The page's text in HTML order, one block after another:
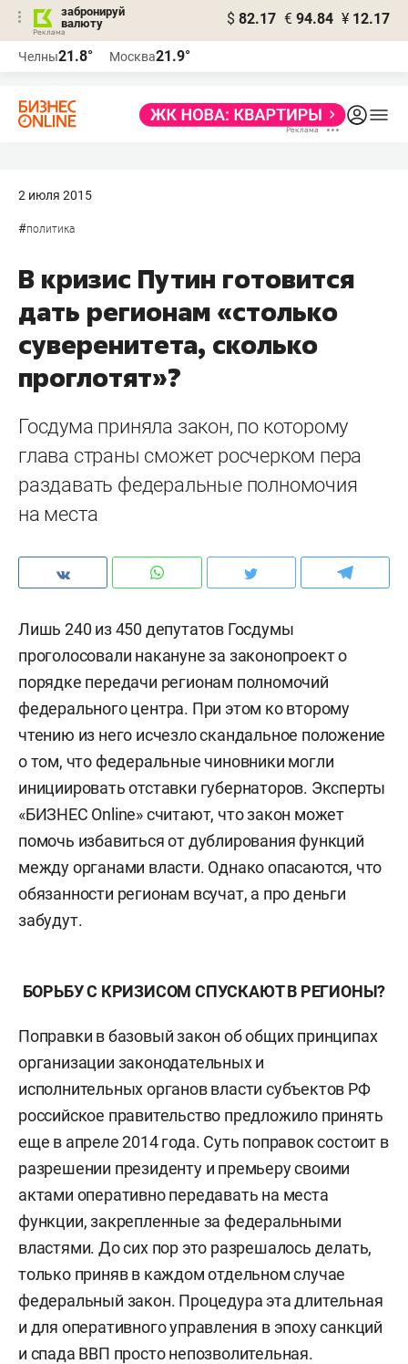
забронируй
валюту
$ 82.17 € 94.84 ¥ 12.17
Челны21.8° Москва21.9°
2 июля 2015
#политика
В кризис Путин готовится
дать регионам «столько
суверенитета, сколько
проглотят»?
Госдума приняла закон, по которому
глава страны сможет росчерком пера
раздавать федеральные полномочия
на места
Лишь 240 из 450 депутатов Госдумы
проголосовали накануне за законопроект о
порядке передачи регионам полномочий
федерального центра. При этом ко второму
чтению из него исчезло скандальное положение
о том, что федеральные чиновники могли
инициировать отставки губернаторов. Эксперты
«БИЗНЕС Online» считают, что закон может
помочь избавиться от дублирования функций
между органами власти. Однако опасаются, что
обязанности регионам всучат, а про деньги
забудут.
БОРЬБУ С КРИЗИСОМ СПУСКАЮТ В РЕГИОНЫ?
Поправки в базовый закон об общих принципах
организации законодательных и
исполнительных органов власти субъектов РФ
российское правительство предложило принять
еще в апреле 2014 года. Суть поправок состоит в
разрешении президенту и премьеру своими
актами оперативно передавать на места
функции, закрепленные за федеральными
властями. До сих пор это разрешалось делать,
только приняв в каждом отдельном случае
федеральный закон. Процедура эта длительная
и для оперативного управления в эпоху санкций
и спада ВВП просто непозволительная.